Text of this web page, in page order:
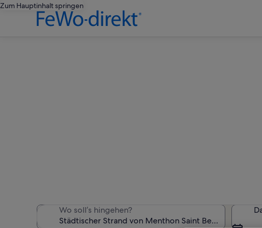
Zum Hauptinhalt springen
Wo soll’s hingehen?